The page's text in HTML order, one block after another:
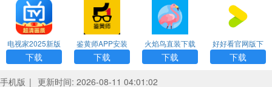
电视家2025新版
下载
下载
鉴黄师APP安装
下载
火焰鸟直装下载
6.0版本
下载
好好看官网版下
载
下载
手机版 | 更新时间: 2026-08-11 04:01:02